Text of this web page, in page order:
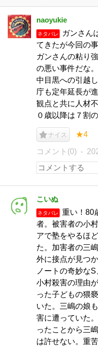
naoyukie
ネタバレ
ガンさん
てきたが今回の
ガンさんの粘り
の悪い事件だな
中目黒への引越
庁も定年延長が
観点と共に人材
０歳以降は７割
ナイス ★4
コメント(0)
こいぬ
ネタバレ
重い！80
者。被害者の小
アで塾をやるほ
た。加害者の三
外に接点が見つ
ノートの奇妙な
小村殺害の理由
った子どもの猥
いた。三嶋の娘
害に遭っていた
ったことから三
は許せない。重